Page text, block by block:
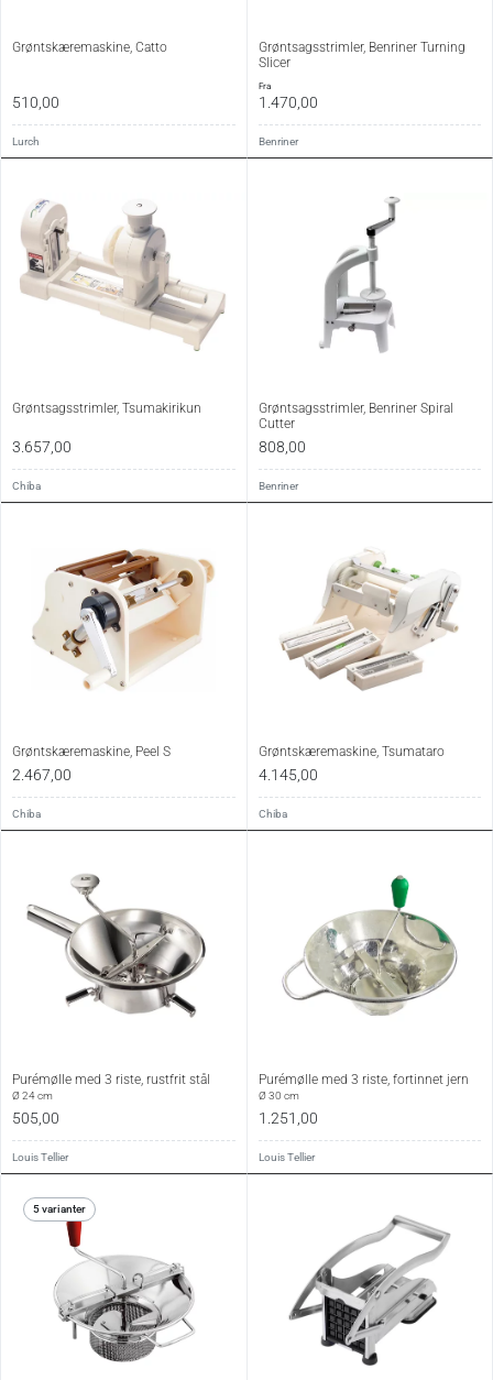
Grøntskæremaskine, Catto
510,00
Lurch
Grøntsagsstrimler, Benriner Turning
Slicer
fra
1.470,00
Benriner
Grøntsagsstrimler, Tsumakirikun
3.657,00
Chiba
Grøntsagsstrimler, Benriner Spiral
Cutter
808,00
Benriner
Grøntskæremaskine, Peel S
2.467,00
Chiba
Grøntskæremaskine, Tsumataro
4.145,00
Chiba
Purémølle med 3 riste, rustfrit stål
Ø 24 cm
505,00
Louis Tellier
Purémølle med 3 riste, fortinnet jern
Ø 30 cm
1.251,00
Louis Tellier
5 varianter